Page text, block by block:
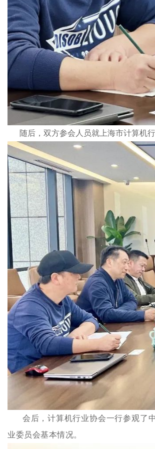
随后，双方参会人员就上海市计算机行
会后，计算机行业协会一行参观了
业委员会基本情况。